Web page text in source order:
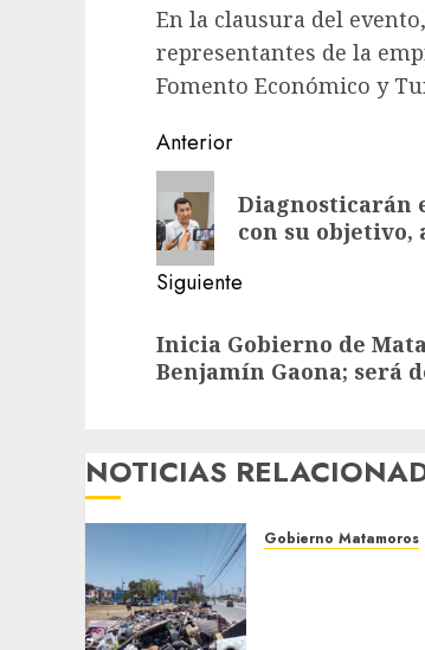
En la clausura del
representantes de la
Fomento Económico y
Post
navigation
Anterior
Entrada
anterior:Diagnosticarán
con su objetivo,
Siguiente
entrada:
Inicia Gobierno de
Benjamín Gaona; será
NOTICIAS
Gobierno Matamoros